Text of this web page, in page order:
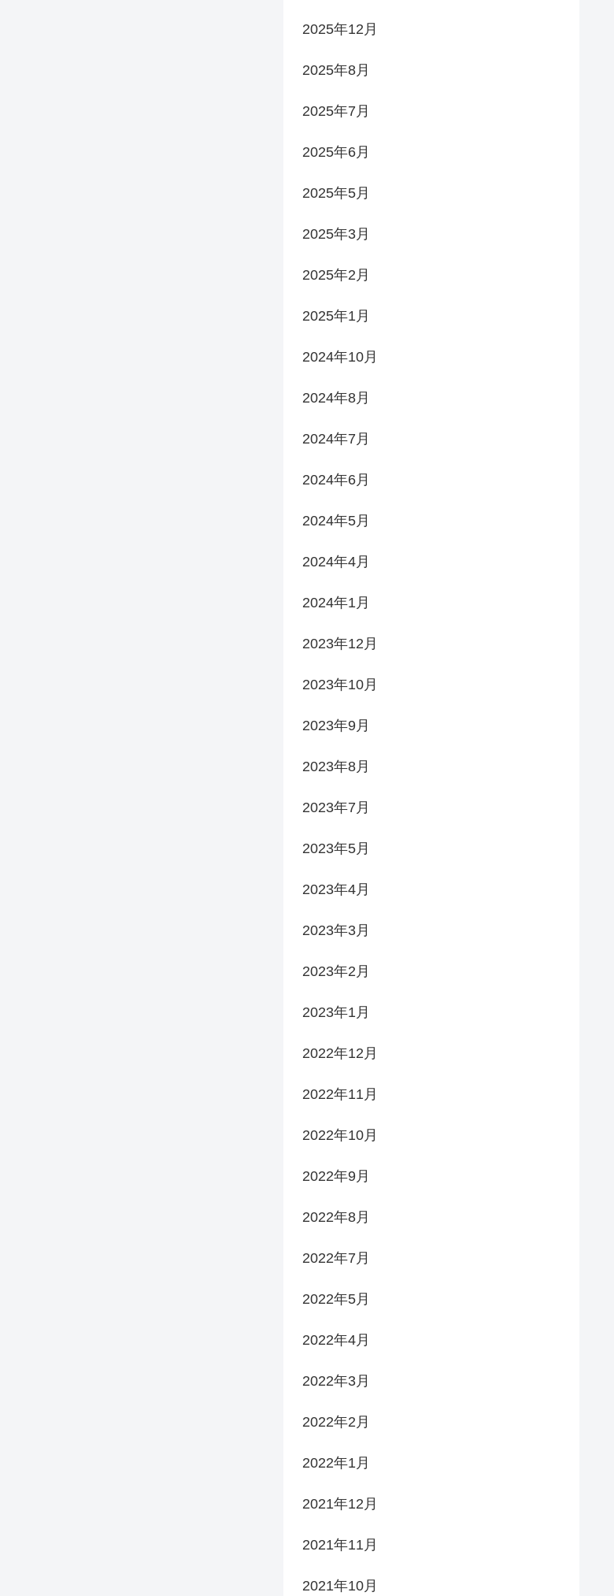
2025年12月
2025年8月
2025年7月
2025年6月
2025年5月
2025年3月
2025年2月
2025年1月
2024年10月
2024年8月
2024年7月
2024年6月
2024年5月
2024年4月
2024年1月
2023年12月
2023年10月
2023年9月
2023年8月
2023年7月
2023年5月
2023年4月
2023年3月
2023年2月
2023年1月
2022年12月
2022年11月
2022年10月
2022年9月
2022年8月
2022年7月
2022年5月
2022年4月
2022年3月
2022年2月
2022年1月
2021年12月
2021年11月
2021年10月